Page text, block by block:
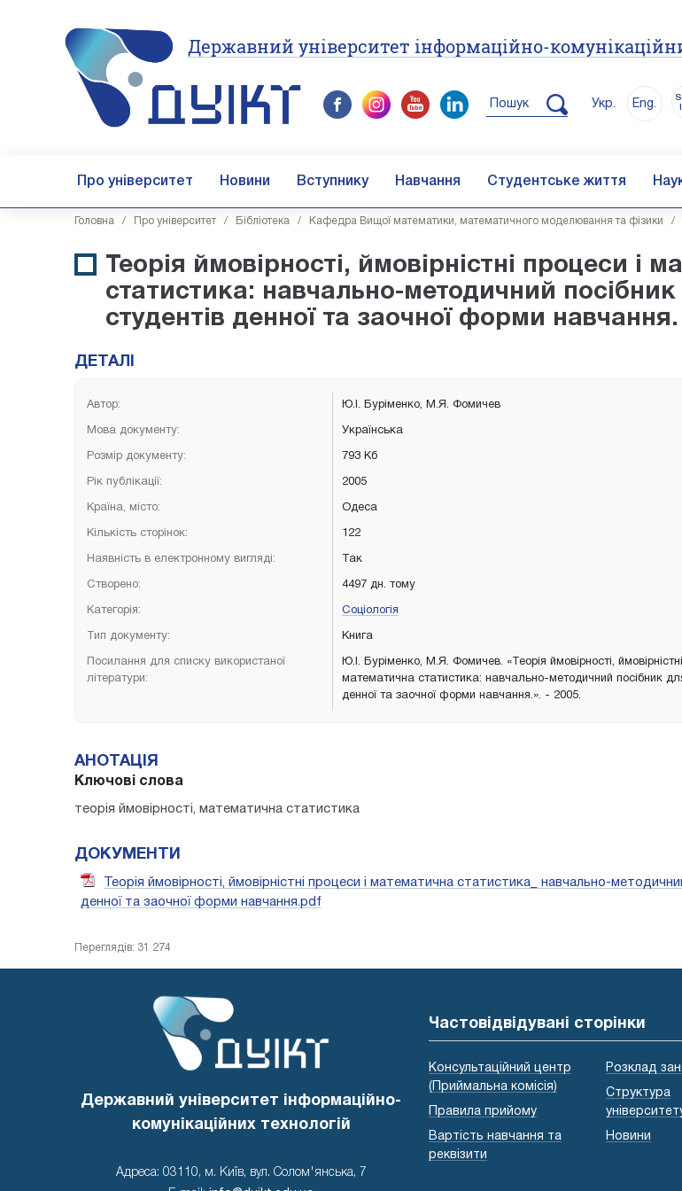
Державний університет інформаційно-
Пошук Укр. Eng.
Про університет Новини Вступнику Навчання Студентське життя
Головна / Про університет/ Бібліотека / Кафедра Вищої математики, математичного моделювання та фізики /
Теорія ймовірності, ймовірністні процеси і
статистика: навчально-методичний
студентів денної та заочної форми навчання.
ДЕТАЛІ
Автор: Ю.І. Буріменко, М.Я. Фомичев
Мова документу: Українська
Розмір документу: 793 Кб
Рік публікації: 2005
Країна, місто: Одеса
Кількість сторінок: 122
Наявність в електронному вигляді: Так
Створено: 4497 дн. тому
Категорія: Соціологія
Тип документу: Книга
Посилання для списку використаної
літератури:
Ю.І. Буріменко, М.Я. Фомичев. «Теорія ймовірності,
математична статистика: навчально-методичний посібник
денної та заочної форми навчання.». - 2005.
АНОТАЦІЯ
Ключові слова
теорія ймовірності, математична статистика
ДОКУМЕНТИ
Теорія ймовірності, ймовірністні процеси і математична статистика_ навчально-
денної та заочної форми навчання.pdf
Переглядів: 31 274
Державний університет інформаційно-
комунікаційних технологій
Адреса: 03110, м. Київ, вул. Солом'янська, 7
Частовідвідувані сторінки
Консультаційний центр
(Приймальна комісія)
Правила прийому
Вартість навчання та
реквізити
Розклад
Структура
Новини